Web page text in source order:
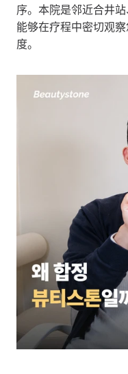
序。本院是邻近合井
能够在疗程中密切观
度。